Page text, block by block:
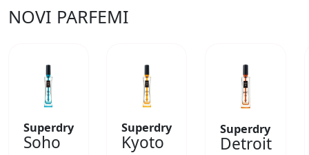
NOVI PARFEMI
Superdry
Soho
Superdry
Kyoto
Superdry
Detroit